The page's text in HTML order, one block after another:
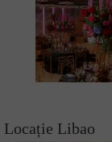
Locație Libao